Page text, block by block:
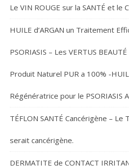
Le VIN ROUGE sur la SANTÉ et le
HUILE d’ARGAN un Traitement
PSORIASIS – Les VERTUS
Produit Naturel PUR a 100% -
Régénératrice pour le PSORIASIS
TÉFLON SANTÉ Cancérigène – Le
serait cancérigène.
DERMATITE de CONTACT